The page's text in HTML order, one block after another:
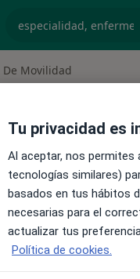
De Movilidad
Tu privacidad es
Al aceptar, nos
tecnologías similares)
basados en tus hábitos
necesarias para el
actualizar tus
Política de cookies.